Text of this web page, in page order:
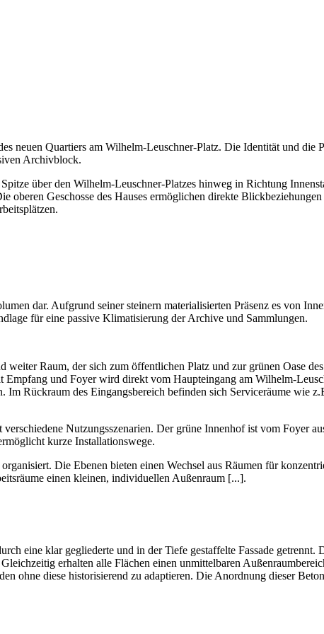
neuen Quartiers am Wilhelm-Leuschner-Platz. Die Identität und die
Archivblock.
über den Wilhelm-Leuschner-Platzes hinweg in Richtung
oberen Geschosse des Hauses ermöglichen direkte
dar. Aufgrund seiner steinern materialisierten Präsenz es von
für eine passive Klimatisierung der Archive und Sammlungen.
weiter Raum, der sich zum öffentlichen Platz und zur grünen Oase
Empfang und Foyer wird direkt vom Haupteingang am Wilhelm-
Im Rückraum des Eingangsbereich befinden sich Serviceräume wie
Nutzungsszenarien. Der grüne Innenhof ist vom Foyer
kurze Installationswege.
Die Ebenen bieten einen Wechsel aus Räumen für
einen kleinen, individuellen Außenraum [...].
eine klar gegliederte und in der Tiefe gestaffelte Fassade
erhalten alle Flächen einen unmittelbaren
ohne diese historisierend zu adaptieren. Die Anordnung dieser